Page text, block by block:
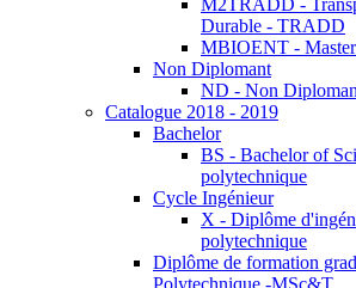
M2TRADD -
Durable - TRADD
MBIOENT -
Non Diplomant
ND - Non
Catalogue 2018 - 2019
Bachelor
BS - Bachelor of
polytechnique
Cycle Ingénieur
X - Diplôme
polytechnique
Diplôme de formation
Polytechnique -MSc&T